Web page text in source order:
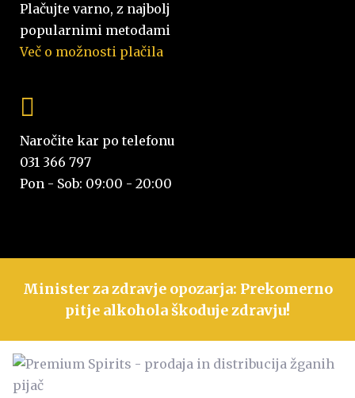
Plačujte varno, z najbolj
popularnimi metodami
Več o možnosti plačila
Naročite kar po telefonu
031 366 797
Pon - Sob: 09:00 - 20:00
Minister za zdravje opozarja: Prekomerno
pitje alkohola škoduje zdravju!